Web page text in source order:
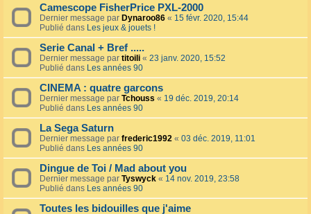
Camescope FisherPrice PXL-2000
Dernier message par Dynaroo86 « 15 févr. 2020, 15:44
Publié dans Les jeux & jouets !
Serie Canal + Bref .....
Dernier message par titoili « 23 janv. 2020, 15:52
Publié dans Les années 90
CINEMA : quatre garcons
Dernier message par Tchouss « 19 déc. 2019, 20:14
Publié dans Les années 90
La Sega Saturn
Dernier message par frederic1992 « 03 déc. 2019, 11:01
Publié dans Les années 90
Dingue de Toi / Mad about you
Dernier message par Tyswyck « 14 nov. 2019, 23:58
Publié dans Les années 90
Toutes les bidouilles que j'aime